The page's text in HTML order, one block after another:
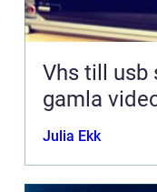
Vhs till usb så räddar du dina
gamla
Julia Ekk